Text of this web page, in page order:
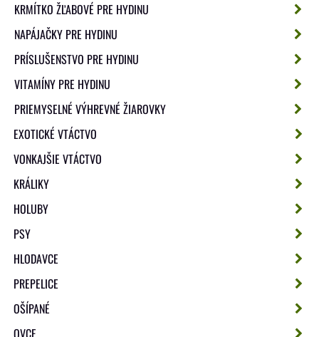
KRMÍTKO ŽĽABOVÉ PRE HYDINU
NAPÁJAČKY PRE HYDINU
PRÍSLUŠENSTVO PRE HYDINU
VITAMÍNY PRE HYDINU
PRIEMYSELNÉ VÝHREVNÉ ŽIAROVKY
EXOTICKÉ VTÁCTVO
VONKAJŠIE VTÁCTVO
KRÁLIKY
HOLUBY
PSY
HLODAVCE
PREPELICE
OŠÍPANÉ